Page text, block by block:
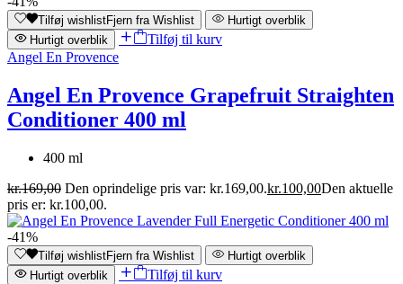
Tilføj wishlistFjern fra Wishlist
Hurtigt overblik
Hurtigt overblik
Tilføj til kurv
Angel En Provence
Angel En Provence Grapefruit Straighten
Conditioner 400 ml
400 ml
kr.169,00 Den oprindelige pris var: kr.169,00.kr.100,00Den aktuelle
pris er: kr.100,00.
-41%
Tilføj wishlistFjern fra Wishlist
Hurtigt overblik
Hurtigt overblik
Tilføj til kurv